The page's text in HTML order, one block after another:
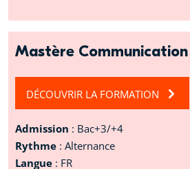
Mastère
DÉCOUVRIR LA FORMATION
Admission : Bac+3/+4
Rythme : Alternance
Langue : FR